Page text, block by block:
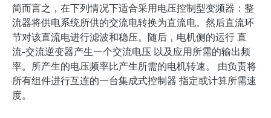
简而言之，在下列情况下适合采用电压控制型变频器：整
流器将供电系统所供的交流电转换为直流电。然后直流环
节对该直流电进行滤波和稳压。随后，电机侧的运行直
流-交流逆变器产生一个交流电压 以及应用所需的输出频
率。所产生的电压频率比产生所需的电机转速。 由负责将
所有组件进行互连的一台集成式控制器 指定或计算所需速
度。